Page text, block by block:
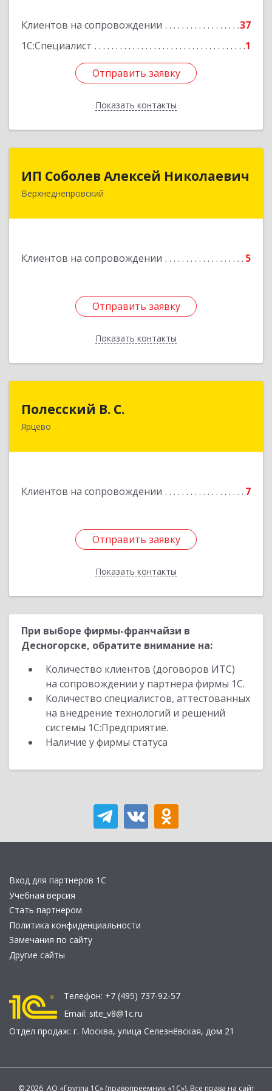
Клиентов на сопровождении
37
1С:Специалист
1
Отправить заявку
Показать контакты
Подробнее
Отправить заявку
Назад
ИП Соболев Алексей Николаевич
Верхнеднепровский
Клиентов на сопровождении 5
Отправить заявку
Показать контакты
ИП Соболев Алексей Николаевич
Отправить заявку
Назад
Полесский В. С.
Ярцево
Клиентов на сопровождении 7
Отправить заявку
Показать контакты
Отправить заявку
Назад
При выборе фирмы-франчайзи в
Десногорске, обратите внимание на:
Количество клиентов (договоров ИТС)
на сопровождении у партнера фирмы 1С.
Количество специалистов, аттестованных
на внедрение технологий и решений
системы 1С:Предприятие.
Наличие у фирмы статуса
Вход для партнеров 1С
Учебная версия
Стать партнером
Политика конфиденциальности
Замечания по сайту
Другие сайты
Телефон: +7 (495) 737-92-57
Email: site_v8@1c.ru
Отдел продаж: г. Москва, улица Селезнёвская, дом 21
© 2026 АО «Группа 1С» (правопреемник «1С»). Все права на сайт